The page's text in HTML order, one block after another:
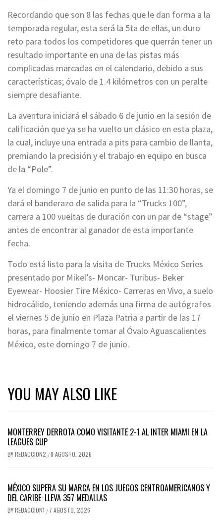
Recordando que son 8 las fechas que le dan forma a la
temporada regular, esta será la 5ta de ellas, un duro
reto para todos los competidores que querrán tener un
resultado importante en una de las pistas más
complicadas marcadas en el calendario, debido a sus
características; óvalo de 1.4 kilómetros con un peralte
siempre desafiante.
La aventura iniciará el sábado 6 de junio en la sesión de
calificación que ya se ha vuelto un clásico en esta plaza,
la cual, incluye una entrada a pits para cambio de llanta,
premiando la precisión y el trabajo en equipo en busca
de la “Pole”.
Ya el domingo 7 de junio en punto de las 11:30 horas, se
dará el banderazo de salida para la “Trucks 100”,
carrera a 100 vueltas de duración con un par de “stage”
antes de encontrar al ganador de esta importante
fecha.
Todo está listo para la visita de Trucks México Series
presentado por Mikel’s- Moncar- Turibus- Beker
Eyewear- Hoosier Tire México- Carreras en Vivo, a suelo
hidrocálido, teniendo además una firma de autógrafos
el viernes 5 de junio en Plaza Patria a partir de las 17
horas, para finalmente tomar al Óvalo Aguascalientes
México, este domingo 7 de junio.
YOU MAY ALSO LIKE
MONTERREY DERROTA COMO VISITANTE 2-1 AL INTER MIAMI EN LA
LEAGUES CUP
BYREDACCION2 /8 AGOSTO, 2026
MÉXICO SUPERA SU MARCA EN LOS JUEGOS CENTROAMERICANOS Y
DEL CARIBE: LLEVA 357 MEDALLAS
BYREDACCION1 / 7 AGOSTO, 2026